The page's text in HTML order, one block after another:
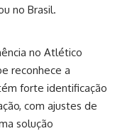
no Brasil.
no Atlético
reconhece a
forte identificação
com ajustes de
solução